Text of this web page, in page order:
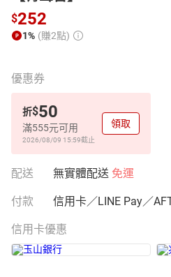
$252
1% (賺2點)
優惠券
折$50
滿555元可用
2026/08/09 15:59截止
領取
配送 無實體配送 免運
付款 信用卡／LINE Pay／
信用卡優惠